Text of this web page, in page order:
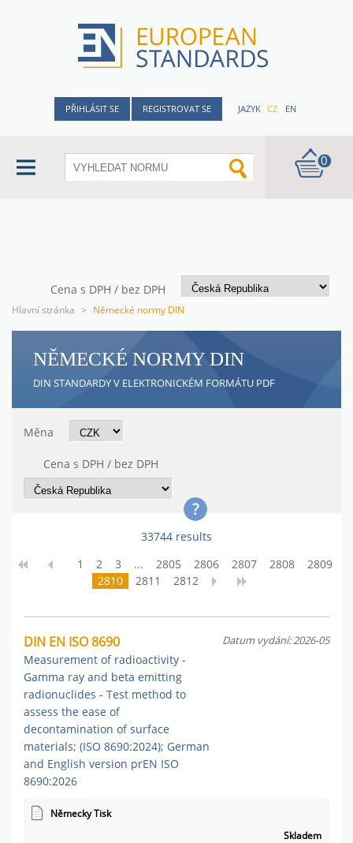
PŘIHLÁSIT SE REGISTROVAT SE JAZYK CZ EN
0
Cena s DPH / bez DPH
Hlavní stránka > Německé normy DIN
NĚMECKÉ NORMY DIN
DIN STANDARDY V ELEKTRONICKÉM FORMÁTU PDF
Měna
Cena s DPH / bez DPH
33744 results
1
2 3 ... 2805 2806 2807 2808
2809
2810
2811 2812
DIN EN ISO 8690
Measurement of radioactivity -
Gamma ray and beta emitting
radionuclides - Test method to
assess the ease of
decontamination of surface
materials; (ISO 8690:2024); German
and English version prEN ISO
8690:2026
Datum vydání: 2026-05
Německy Tisk
Skladem